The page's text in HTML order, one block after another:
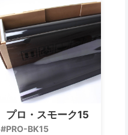
プロ・スモーク15
#PRO-BK15